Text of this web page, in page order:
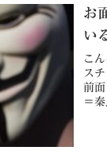
お
い
こ
ス
前
＝